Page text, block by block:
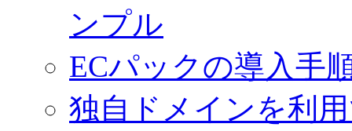
ンプル
ECパックの導入手
独自ドメインを利